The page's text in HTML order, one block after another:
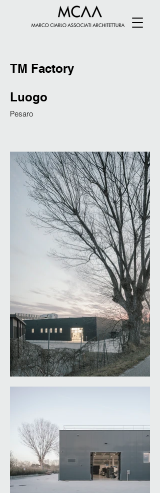
TM Factory
Luogo
Pesaro